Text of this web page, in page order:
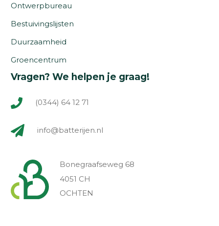
Ontwerpbureau
Bestuivingslijsten
Duurzaamheid
Groencentrum
Vragen? We helpen je graag!
(0344) 64 12 71
info@batterijen.nl
Bonegraafseweg 68
4051 CH
OCHTEN